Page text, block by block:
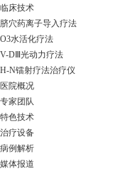
临床技术
脐穴药离子导入疗法
O3水活化疗法
V-DⅢ光动力疗法
H-N镭射疗法治疗仪
医院概况
专家团队
特色技术
治疗设备
病例解析
媒体报道